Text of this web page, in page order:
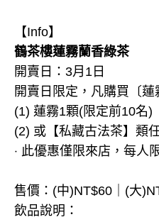
【Info】
鶴茶樓蓮霧蘭香綠茶
開賣日：3月1日
開賣日限定，凡購買〔
(1) 蓮霧1顆(限定前10名)
(2) 或【私藏古法茶】類
‧ 此優惠僅限來店，每人
售價：(中)NT$60｜(大
飲品說明：